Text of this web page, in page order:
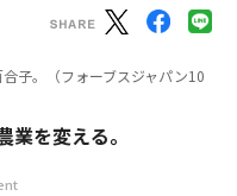
子。（フォーブスジャパン10
業を変える。